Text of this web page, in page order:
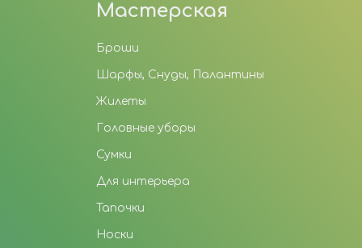
Мастерская
Броши
Шарфы, Снуды, Палантины
Жилеты
Головные уборы
Сумки
Для интерьера
Тапочки
Носки